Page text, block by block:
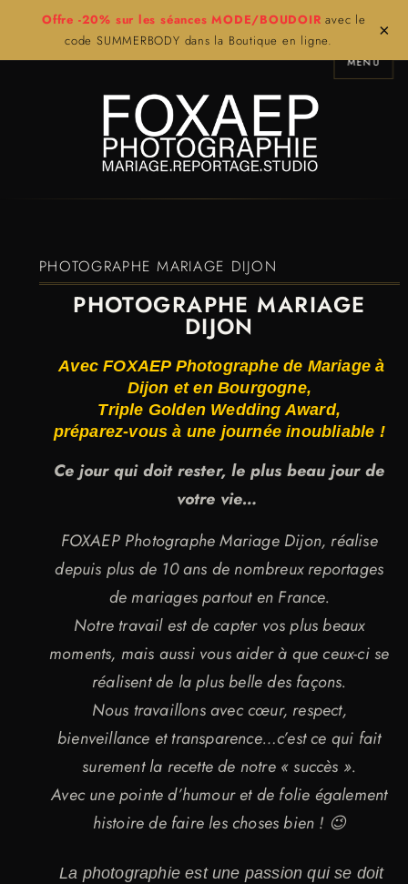
Offre -20% sur les séances MODE/BOUDOIR avec le
code SUMMERBODY dans la Boutique en ligne.
×
MENU
PHOTOGRAPHE MARIAGE DIJON
PHOTOGRAPHE MARIAGE
DIJON
Avec FOXAEP Photographe de Mariage à
Dijon et en Bourgogne,
Triple Golden Wedding Award,
préparez-vous à une journée inoubliable !
Ce jour qui doit rester, le plus beau jour de
votre vie…
FOXAEP Photographe Mariage Dijon, réalise
depuis plus de 10 ans de nombreux reportages
de mariages partout en France.
Notre travail est de capter vos plus beaux
moments, mais aussi vous aider à que ceux-ci se
réalisent de la plus belle des façons.
Nous travaillons avec cœur, respect,
bienveillance et transparence…c’est ce qui fait
surement la recette de notre « succès ».
Avec une pointe d’humour et de folie également
histoire de faire les choses bien ! 😉
La photographie est une passion qui se doit